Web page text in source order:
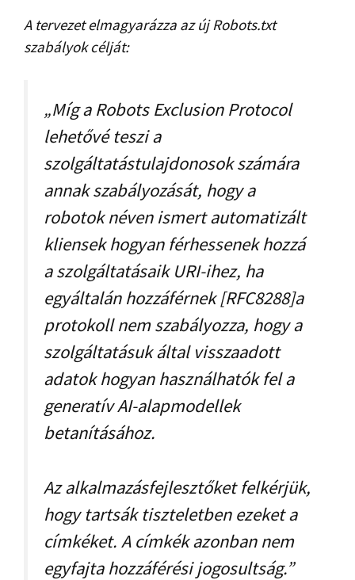
A tervezet elmagyarázza az új Robots.txt
szabályok célját:
„Míg a Robots Exclusion Protocol
lehetővé teszi a
szolgáltatástulajdonosok számára
annak szabályozását, hogy a
robotok néven ismert automatizált
kliensek hogyan férhessenek hozzá
a szolgáltatásaik URI-ihez, ha
egyáltalán hozzáférnek [RFC8288]a
protokoll nem szabályozza, hogy a
szolgáltatásuk által visszaadott
adatok hogyan használhatók fel a
generatív AI-alapmodellek
betanításához.
Az alkalmazásfejlesztőket felkérjük,
hogy tartsák tiszteletben ezeket a
címkéket. A címkék azonban nem
egyfajta hozzáférési jogosultság.”